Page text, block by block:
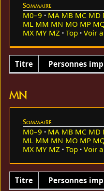
Sommaire
M0–9 MA MB MC MD
ML MM MN MO MP
MX MY MZ Top Voir
Titre Personnes
MN
Sommaire
M0–9 MA MB MC MD
ML MM MN MO MP
MX MY MZ Top Voir
Titre Personnes